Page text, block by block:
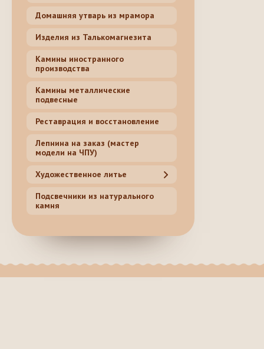
Домашняя утварь из мрамора
Изделия из Талькомагнезита
Камины иностранного
производства
Камины металлические
подвесные
Реставрация и восстановление
Лепнина на заказ (мастер
модели на ЧПУ)
Художественное литье
Подсвечники из натурального
камня